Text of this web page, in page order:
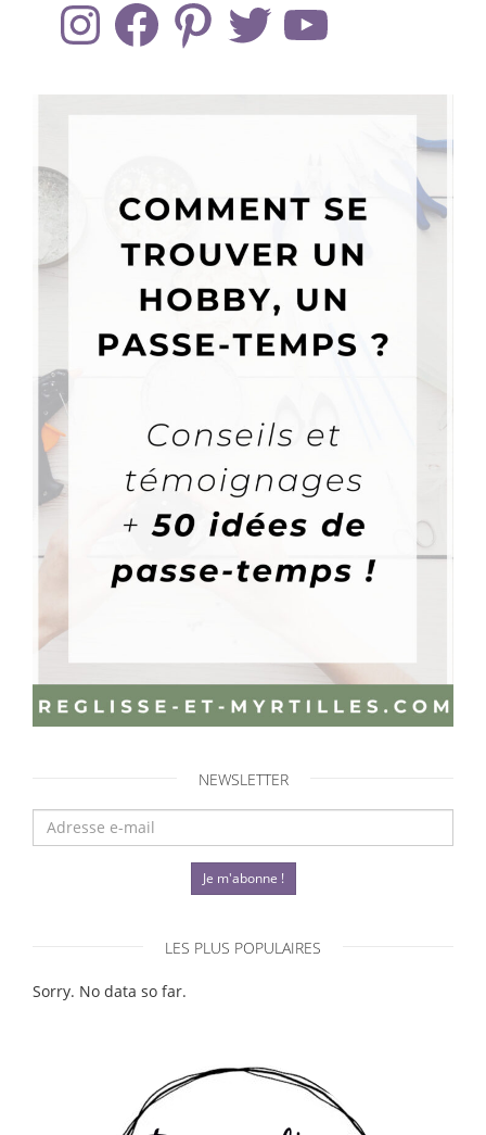
InstagramFacebook PinterestTwitter YouTube
NEWSLETTER
Je m'abonne !
LES PLUS POPULAIRES
Sorry. No data so far.